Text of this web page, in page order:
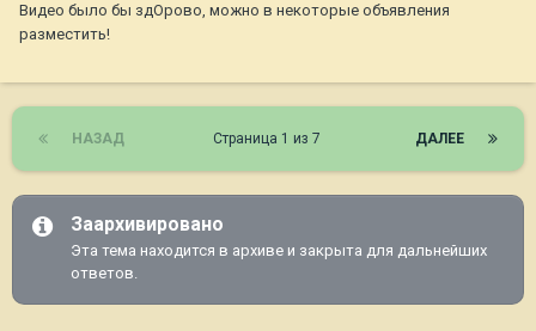
Видео было бы здОрово, можно в некоторые объявления
разместить!
НАЗАД ДАЛЕЕ
Страница 1 из 7
Заархивировано
Эта тема находится в архиве и закрыта для дальнейших
ответов.